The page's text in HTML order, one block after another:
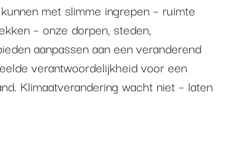
met slimme ingrepen – ruimte
– onze dorpen, steden,
aanpassen aan een veranderend
verantwoordelijkheid voor een
Klimaatverandering wacht niet – laten